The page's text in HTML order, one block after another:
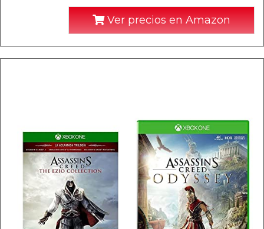
Ver precios en Amazon